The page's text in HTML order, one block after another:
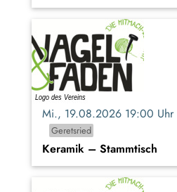
Mi., 19.08.2026 19:00 Uhr
Geretsried
Keramik – Stammtisch